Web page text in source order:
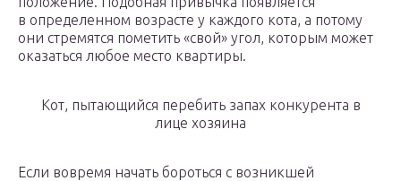
в определенном возрасте у каждого кота, а потому
они стремятся пометить «свой» угол, которым может
оказаться любое место квартиры.
Кот, пытающийся перебить запах конкурента в
лице хозяина
Если вовремя начать бороться с возникшей